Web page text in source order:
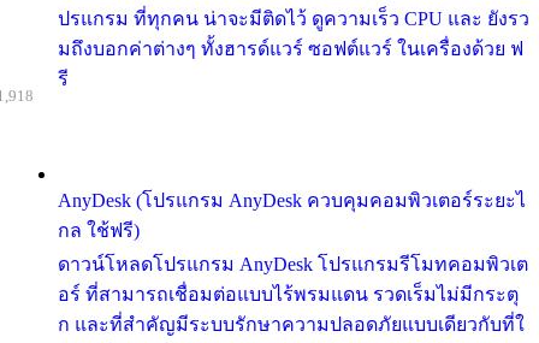
ปรแกรม ที่ทุกคน น่าจะมีติดไว้ ดูความเร็ว CPU และ ยังรว
มถึงบอกค่าต่างๆ ทั้งฮารด์แวร์ ซอฟต์แวร์ ในเครื่องด้วย ฟ
รี
AnyDesk (โปรแกรม AnyDesk ควบคุมคอมพิวเตอร์ระยะไ
กล ใช้ฟรี)
ดาวน์โหลดโปรแกรม AnyDesk โปรแกรมรีโมทคอมพิวเต
อร์ ที่สามารถเชื่อมต่อแบบไร้พรมแดน รวดเร็มไม่มีกระตุ
ก และที่สำคัญมีระบบรักษาความปลอดภัยแบบเดียวกับที่ใ